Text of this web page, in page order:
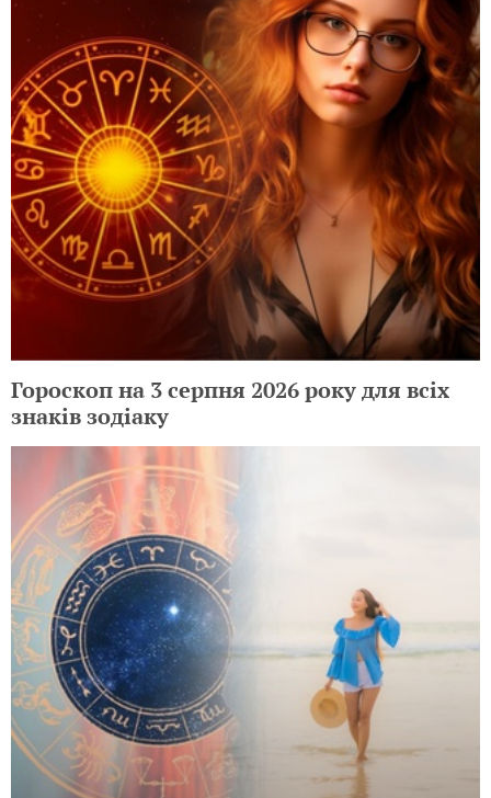
Гороскоп на 3 серпня 2026 року для всіх
знаків зодіаку